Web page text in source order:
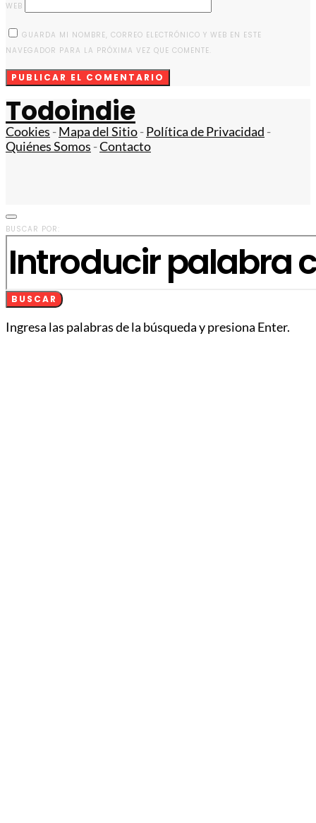
WEB
GUARDA MI NOMBRE, CORREO ELECTRÓNICO Y WEB EN ESTE
NAVEGADOR PARA LA PRÓXIMA VEZ QUE COMENTE.
Todoindie
Cookies -Mapa del Sitio-Política de Privacidad -
Quiénes Somos -Contacto
BUSCAR POR:
BUSCAR
Ingresa las palabras de la búsqueda y presiona Enter.